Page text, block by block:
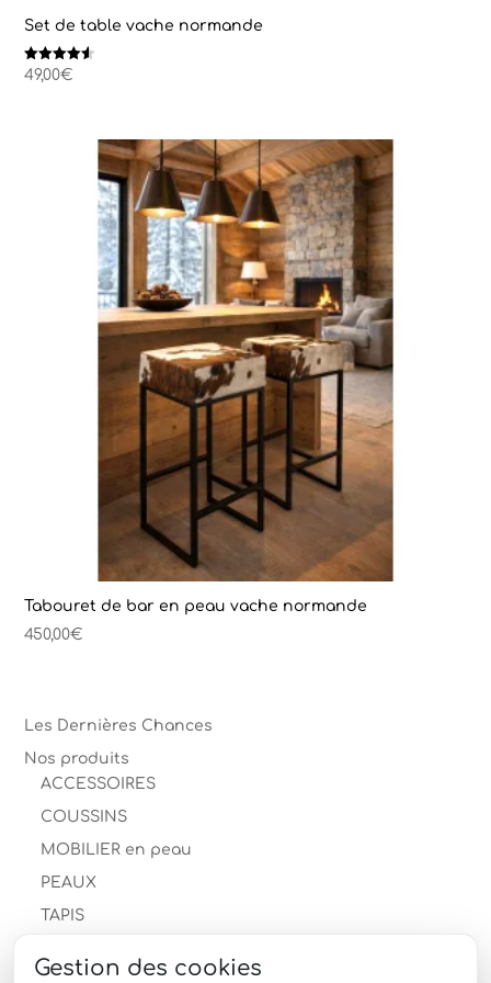
Set de table vache normande
Note
4.50
49,00€
Tabouret de bar en peau vache normande
450,00€
Les Dernières Chances
Nos produits
ACCESSOIRES
COUSSINS
MOBILIER en peau
PEAUX
TAPIS
Les Dernières Chances
Gestion des cookies